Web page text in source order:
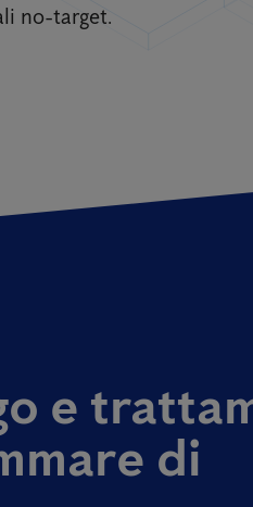
no-target.
e
di